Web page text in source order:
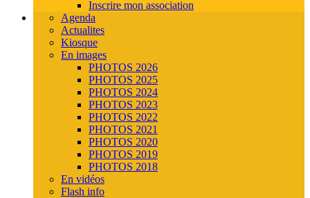
Inscrire mon association
Agenda
Actualites
Kiosque
En images
PHOTOS 2026
PHOTOS 2025
PHOTOS 2024
PHOTOS 2023
PHOTOS 2022
PHOTOS 2021
PHOTOS 2020
PHOTOS 2019
PHOTOS 2018
En vidéos
Flash info